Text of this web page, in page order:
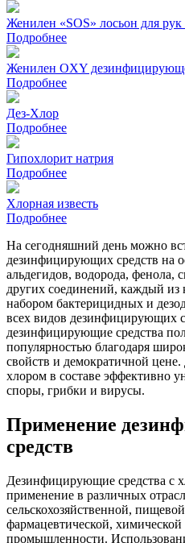
Женилен «SOS» лосьон для
Подробнее
Женилен OXY
Подробнее
Дез-Хлор
Подробнее
Гипохлорит натрия
Подробнее
Хлорная известь
Подробнее
На сегодняшний день можно
дезинфицирующих средств на
альдегидов, водорода, фенола,
других соединений, каждый из
набором бактерицидных и
всех видов дезинфицирующих
дезинфицирующие средства
популярностью благодаря
свойств и демократичной
хлором в составе эффективно
споры, грибки и вирусы.
Применение
средств
Дезинфицирующие средства с
применение в различных
сельскохозяйственной,
фармацевтической, химической
промышленности.